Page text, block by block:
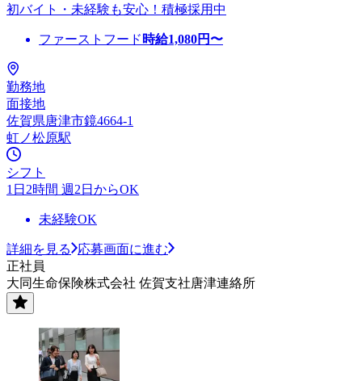
初バイト・未経験も安心！積極採用中
ファーストフード 時給1,080円〜
勤務地
面接地
佐賀県唐津市鏡4664-1
虹ノ松原駅
シフト
1日2時間 週2日からOK
未経験OK
詳細を見る
応募画面に進む
正社員
大同生命保険株式会社 佐賀支社唐津連絡所